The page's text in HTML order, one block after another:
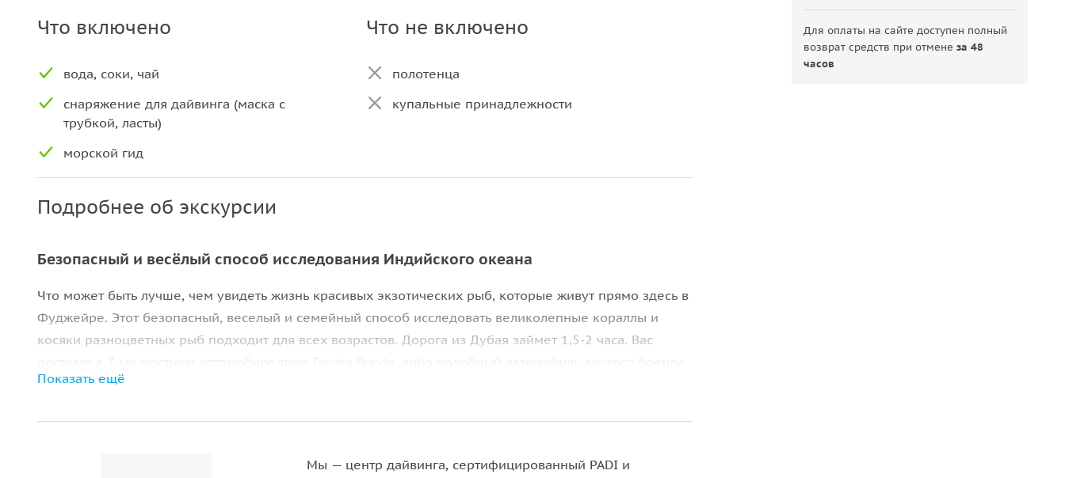
Что включено
вода, соки, чай
снаряжение для дайвинга (маска с
трубкой, ласты)
морской гид
Что не включено
полотенца
купальные принадлежности
Подробнее об экскурсии
Безопасный и весёлый способ исследования Индийского океана
Что может быть лучше, чем увидеть жизнь красивых экзотических рыб, которые живут прямо здесь в
Фуджейре. Этот безопасный, веселый и семейный способ исследовать великолепные кораллы и
косяки разноцветных рыб подходит для всех возрастов. Дорога из Дубая займет 1,5-2 часа. Вас
Трансфер входит в стоимость экскурсии.
Все оборудование находится на нашем попечении. Вам выдадут маску, трубку и ласты. У нас также
профессиональный гид по сноркелингу по запросу.
Показать ещё
Мы — центр дайвинга, сертифицированный PADI и
Для оплаты на сайте доступен полный
возврат средств при отменеза 48
часов